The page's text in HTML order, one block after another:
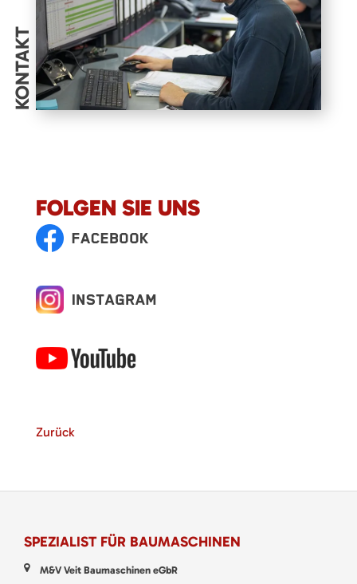
KONTAKT
FOLGEN SIE UNS
Zurück
SPEZIALIST FÜR BAUMASCHINEN
M&V Veit Baumaschinen eGbR